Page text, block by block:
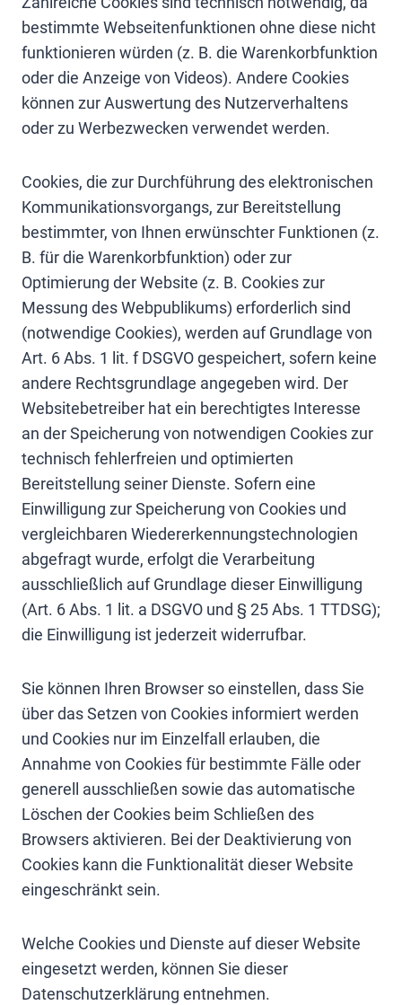
bestimmte Webseitenfunktionen ohne diese nicht
funktionieren würden (z. B. die Warenkorbfunktion
oder die Anzeige von Videos). Andere Cookies
können zur Auswertung des Nutzerverhaltens
oder zu Werbezwecken verwendet werden.
Cookies, die zur Durchführung des elektronischen
Kommunikationsvorgangs, zur Bereitstellung
bestimmter, von Ihnen erwünschter Funktionen (z.
B. für die Warenkorbfunktion) oder zur
Optimierung der Website (z. B. Cookies zur
Messung des Webpublikums) erforderlich sind
(notwendige Cookies), werden auf Grundlage von
Art. 6 Abs. 1 lit. f DSGVO gespeichert, sofern keine
andere Rechtsgrundlage angegeben wird. Der
Websitebetreiber hat ein berechtigtes Interesse
an der Speicherung von notwendigen Cookies zur
technisch fehlerfreien und optimierten
Bereitstellung seiner Dienste. Sofern eine
Einwilligung zur Speicherung von Cookies und
vergleichbaren Wiedererkennungstechnologien
abgefragt wurde, erfolgt die Verarbeitung
ausschließlich auf Grundlage dieser Einwilligung
(Art. 6 Abs. 1 lit. a DSGVO und § 25 Abs. 1 TTDSG);
die Einwilligung ist jederzeit widerrufbar.
Sie können Ihren Browser so einstellen, dass Sie
über das Setzen von Cookies informiert werden
und Cookies nur im Einzelfall erlauben, die
Annahme von Cookies für bestimmte Fälle oder
generell ausschließen sowie das automatische
Löschen der Cookies beim Schließen des
Browsers aktivieren. Bei der Deaktivierung von
Cookies kann die Funktionalität dieser Website
eingeschränkt sein.
Welche Cookies und Dienste auf dieser Website
eingesetzt werden, können Sie dieser
Datenschutzerklärung entnehmen.